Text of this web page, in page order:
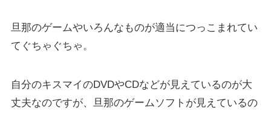
旦那のゲームやいろんなものが適当につっこまれてい
てぐちゃぐちゃ。
自分のキスマイのDVDやCDなどが見えているのが大
丈夫なのですが、旦那のゲームソフトが見えているの